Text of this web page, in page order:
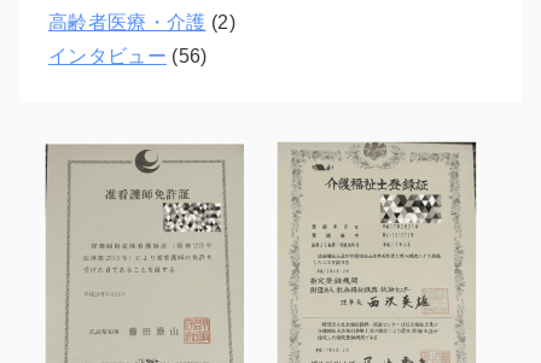
高齢者医療・介護 (2)
インタビュー (56)